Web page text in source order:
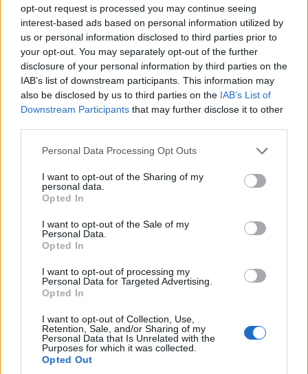
opt-out request is processed you may continue seeing
interest-based ads based on personal information utilized by
us or personal information disclosed to third parties prior to
your opt-out. You may separately opt-out of the further
disclosure of your personal information by third parties on the
IAB’s list of downstream participants. This information may
also be disclosed by us to third parties on the IAB’s List of
Downstream Participants that may further disclose it to other
Personal Data Processing Opt Outs
I want to opt-out of the Sharing of my
personal data.
Opted In
I want to opt-out of the Sale of my
Personal Data.
Opted In
I want to opt-out of processing my
Personal Data for Targeted Advertising.
Opted In
I want to opt-out of Collection, Use,
Retention, Sale, and/or Sharing of my
Personal Data that Is Unrelated with the
Purposes for which it was collected.
Opted Out
Auto
Pensijų pinigai -
naudotiems
Auto
„Mercedes Sprinter“ virto
prabangiais namais ant
kemperis (nuotraukos)
Technologijos
Proveržis kosmoso
teleskopas užfiksavo
istorinius Saulės
paviršiaus kadrus
Verslas